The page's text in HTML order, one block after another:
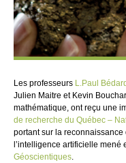
Les professeurs L.Paul Bédard
Julien Maitre et Kevin
mathématique, ont reçu une
de recherche du Québec –
portant sur la reconnaissance
l’intelligence artificielle mené
Géoscientiques.